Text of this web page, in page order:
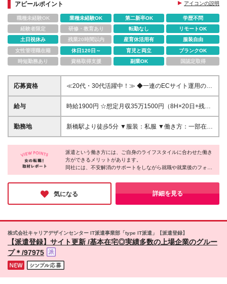
アピールポイント アイコンの説明
職種未経験OK 業種未経験OK 第二新卒OK
学歴不問
経験者限定
研修・教育あり 転勤なし
リモートOK
土日祝休み
残業20時間以内 産育休活用有
服装自由
女性管理職在籍
休日120日～ 育児と両立
ブランクOK
時短勤務あり
資格取得支援 副業OK 国認定取得
応募資格
≪20代・30代活躍中！≫ ◆一連のECサイト運用の経
験 ※ブランクがある方やこれまでのご経験に自信がな
い方も、まずはお気軽にご応募ください！ ※ご経歴を
ズです！
給与
時給1900円 ☆想定月収35万1500円（8H×20日+残業
20H） ※交通費全額支給 ※在宅日数に応じて、在宅勤
務手当あり
勤務地
新橋駅より徒歩5分 ▼服装：私服 ▼働き方：一部在宅
（週2～3日出社、週2～3日在宅勤務） ※業務に慣れ
るまでは出社になります。 ▼受動喫煙対策：屋内禁
煙
派遣という働き方には、ご自身のライフスタイルに合わせた働き
方ができるメリットがあります。
同社には、不安解消のサポートをしながら就職や就業後のフォロ
ーを担当するコーディネーターがいるそう。
派遣先には言いにくいような要望から、小さな不安までしっかり
と聞いてくれるスタッフがいると、安心しますよね♪
気になる 詳細を見る
株式会社キャリアデザインセンター IT派遣事業部「type IT派遣」【派遣登録】
【派遣登録】サイト更新 /基本在宅◎実績多数の上場企業のグルー
プ＊/97975